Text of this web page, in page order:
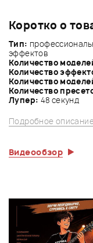
Коротко о
Тип:
эффектов
Количество
Количество
Количество
Количество
Лупер: 48 секунд
Подробное
Видеообзор